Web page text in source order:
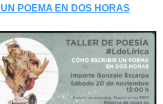
POEMA EN DOS HORAS